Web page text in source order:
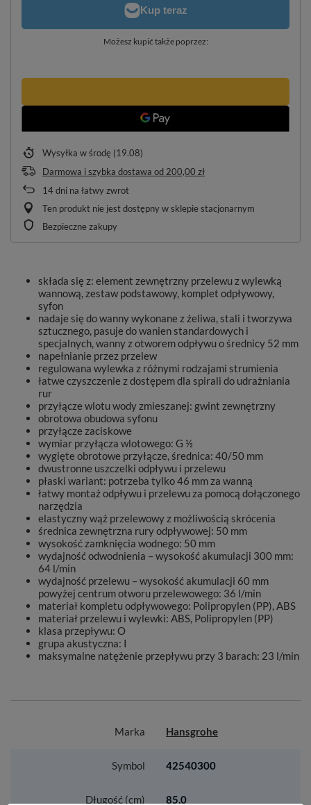
Możesz kupić także poprzez:
Wysyłka w środę (19.08)
Darmowa i szybka dostawa od 200,00 zł
14dni na łatwy zwrot
Ten produkt nie jest dostępny w sklepie stacjonarnym
Bezpieczne zakupy
składa się z: element zewnętrzny przelewu z wylewką
wannową, zestaw podstawowy, komplet odpływowy,
syfon
nadaje się do wanny wykonane z żeliwa, stali i tworzywa
sztucznego, pasuje do wanien standardowych i
specjalnych, wanny z otworem odpływu o średnicy 52 mm
napełnianie przez przelew
regulowana wylewka z różnymi rodzajami strumienia
łatwe czyszczenie z dostępem dla spirali do udrażniania
rur
przyłącze wlotu wody zmieszanej: gwint zewnętrzny
obrotowa obudowa syfonu
przyłącze zaciskowe
wymiar przyłącza wlotowego: G ½
wygięte obrotowe przyłącze, średnica: 40/50 mm
dwustronne uszczelki odpływu i przelewu
płaski wariant: potrzeba tylko 46 mm za wanną
łatwy montaż odpływu i przelewu za pomocą dołączonego
narzędzia
elastyczny wąż przelewowy z możliwością skrócenia
średnica zewnętrzna rury odpływowej: 50 mm
wysokość zamknięcia wodnego: 50 mm
wydajność odwodnienia – wysokość akumulacji 300 mm:
64 l/min
wydajność przelewu – wysokość akumulacji 60 mm
powyżej centrum otworu przelewowego: 36 l/min
materiał kompletu odpływowego: Polipropylen (PP), ABS
materiał przelewu i wylewki: ABS, Polipropylen (PP)
klasa przepływu: O
grupa akustyczna: I
maksymalne natężenie przepływu przy 3 barach: 23 l/min
Marka Hansgrohe
Symbol 42540300
Długość (cm) 85.0